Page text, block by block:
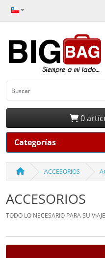
0
Categorías
ACCESORIOS
ACCESORIOS
TODO LO NECESARIO PARA SU VIAJE